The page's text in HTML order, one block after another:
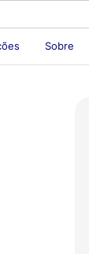
Sobre